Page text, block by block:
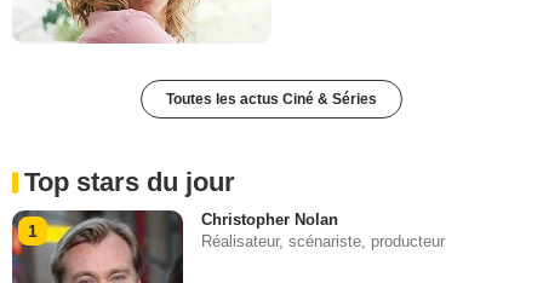
Toutes les actus Ciné & Séries
Top stars du jour
1
Christopher Nolan
Réalisateur, scénariste, producteur